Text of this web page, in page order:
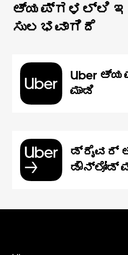
ಆ್ಯಪ್‌‌ಗಳಲ್ಲಿ
ಸುಲಭವಾಗಿದೆ
Uber
ಮಾಡಿ
ಡ್ರೈವರ್
ಡೌನ್‌ಲೋಡ್